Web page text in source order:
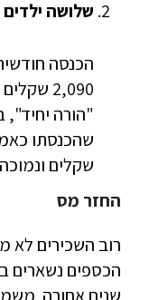
שלושה ילדים
הכנסה
"הורה
שקלים ונמוכה מ- 11,566
החזר מס
רוב השכירים לא
הכספים נשארים